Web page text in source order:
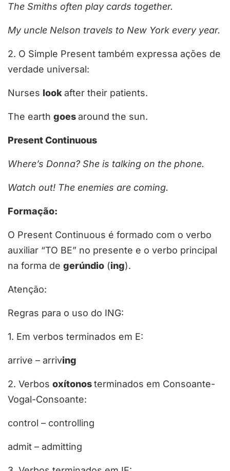
The Smiths often playcards together.
My uncle Nelson travels to New York every year.
2. O Simple Present também expressa ações de
verdade universal:
Nurses lookafter their patients.
The earth goesaround the sun.
Present Continuous
Where’s Donna? She is talking on the phone.
Watch out! The enemies are coming.
Formação:
O Present Continuous é formado com o verbo
auxiliar “TO BE” no presente e o verbo principal
na forma de gerúndio (ing).
Atenção:
Regras para o uso do ING:
1. Em verbos terminados em E:
arrive – arriving
2. Verbos oxítonosterminados em Consoante-
Vogal-Consoante:
control – controlling
admit – admitting